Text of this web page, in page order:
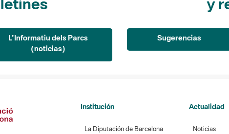
L'Informatiu dels Parcs
(noticias)
Sugerencias
Institución
La Diputación de Barcelona
Actualidad
Noticias